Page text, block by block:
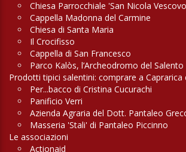
Chiesa Parrocchiale 'San Nicola
Cappella Madonna del Carmine
Chiesa di Santa Maria
Il Crocifisso
Cappella di San Francesco
Parco Kalòs, l’Archeodromo del Salento
Prodotti tipici salentini: comprare a Caprarica
Per...bacco di Cristina Cucurachi
Panificio Verri
Azienda Agraria del Dott. Pantaleo
Masseria 'Stali' di Pantaleo Piccinno
Le associazioni
Actionaid